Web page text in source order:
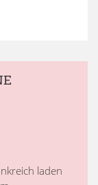
laden